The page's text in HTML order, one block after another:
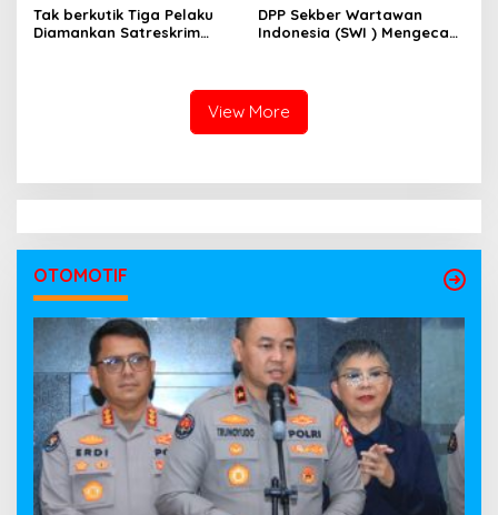
Tak berkutik Tiga Pelaku
Diamankan Satreskrim
DPP Sekber Wartawan
Indonesia (SWI ) Mengecam
View More
OTOMOTIF